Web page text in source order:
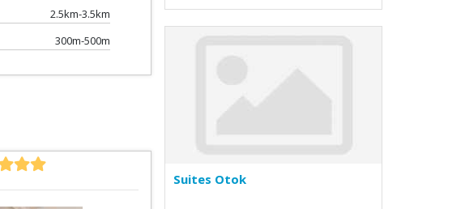
2.5km-3.5km
300m-500m
Suites Otok